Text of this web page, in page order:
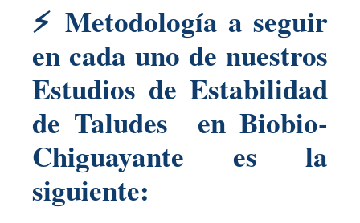
⚡ Metodología a seguir
en cada uno de nuestros
Estudios de Estabilidad
de Taludes en Biobio-
Chiguayante es la
siguiente: